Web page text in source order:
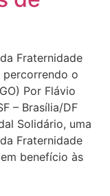
Fraternidade
percorrendo o
Por Flávio
– Brasília/DF
Solidário, uma
Fraternidade
benefício às